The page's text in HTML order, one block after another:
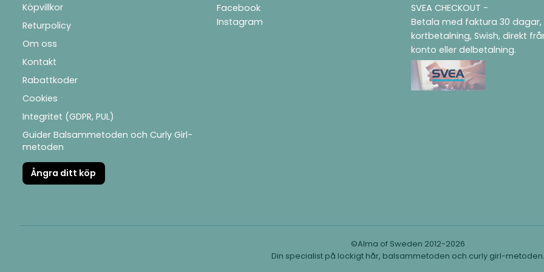
Köpvillkor
Returpolicy
Om oss
Kontakt
Rabattkoder
Cookies
Integritet (GDPR, PUL)
Guider Balsammetoden och Curly Girl-
metoden
Ångra ditt köp
Facebook
Instagram
SVEA CHECKOUT -
Betala med faktura 30 dagar,
kortbetalning, Swish, direkt
konto eller delbetalning.
©Alma of Sweden 2012-2026
Din specialist på lockigt hår, balsammetoden och curly girl-metoden.